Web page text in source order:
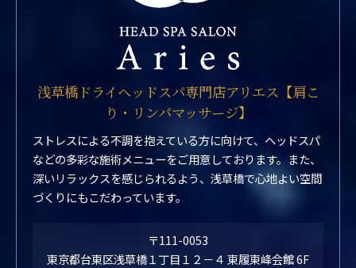
浅草橋ドライヘッドスパ専門店アリエス【肩こ
り・リンパマッサージ】
ストレスによる不調を抱えている方に向けて、ヘッドスパ
などの多彩な施術メニューをご用意しております。また、
深いリラックスを感じられるよう、浅草橋で心地よい空間
づくりにもこだわっています。
〒111-0053
東京都台東区浅草橋１丁目１２－４ 東履東峰会館 6F